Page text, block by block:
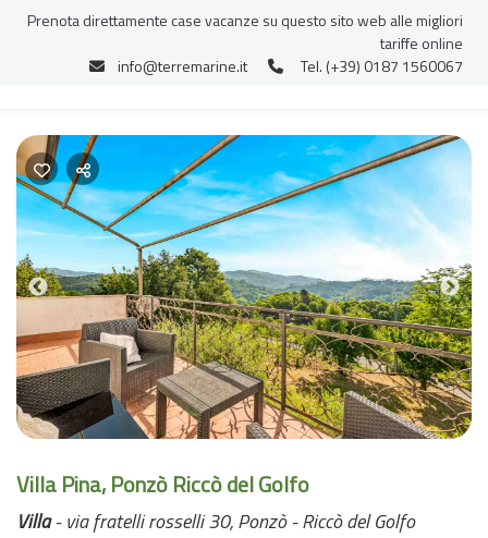
Previous
Villa Pina, Ponzò Riccò del Golfo
Villa- via fratelli rosselli 30, Ponzò - Riccò del Golfo
Prenota direttamente case vacanze su questo sito web alle migliori
tariffe online
info@terremarine.it
Tel. (+39) 0187 1560067